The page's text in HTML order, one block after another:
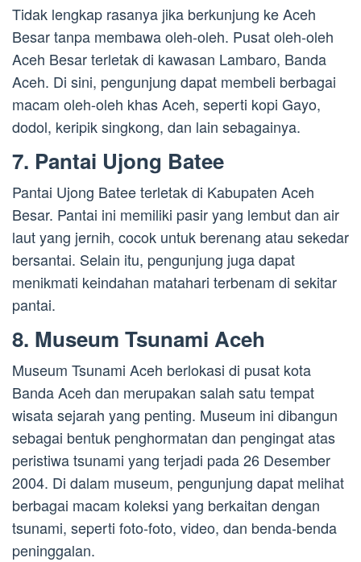
Tidak lengkap rasanya jika berkunjung ke Aceh
Besar tanpa membawa oleh-oleh. Pusat oleh-oleh
Aceh Besar terletak di kawasan Lambaro, Banda
Aceh. Di sini, pengunjung dapat membeli berbagai
macam oleh-oleh khas Aceh, seperti kopi Gayo,
dodol, keripik singkong, dan lain sebagainya.
7. Pantai Ujong Batee
Pantai Ujong Batee terletak di Kabupaten Aceh
Besar. Pantai ini memiliki pasir yang lembut dan air
laut yang jernih, cocok untuk berenang atau sekedar
bersantai. Selain itu, pengunjung juga dapat
menikmati keindahan matahari terbenam di sekitar
pantai.
8. Museum Tsunami Aceh
Museum Tsunami Aceh berlokasi di pusat kota
Banda Aceh dan merupakan salah satu tempat
wisata sejarah yang penting. Museum ini dibangun
sebagai bentuk penghormatan dan pengingat atas
peristiwa tsunami yang terjadi pada 26 Desember
2004. Di dalam museum, pengunjung dapat melihat
berbagai macam koleksi yang berkaitan dengan
tsunami, seperti foto-foto, video, dan benda-benda
peninggalan.